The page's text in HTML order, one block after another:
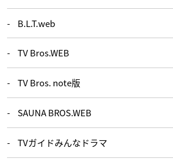
B.L.T.web
TV Bros.WEB
TV Bros. note版
SAUNA BROS.WEB
TVガイドみんなドラマ